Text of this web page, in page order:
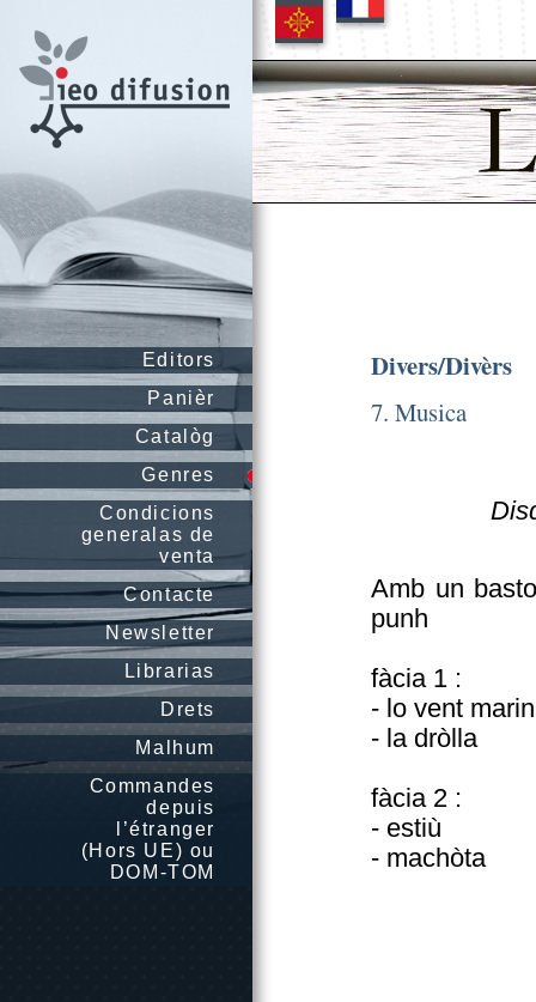
Editors
Panièr
Catalòg
Genres
Condicions
generalas de
venta
Contacte
Newsletter
Librarias
Drets
Malhum
Commandes
depuis
l’étranger
(Hors UE) ou
DOM-TOM
Divers/Divèrs
7. Musica
Amb un
punh
fàcia 1 :
- lo vent marin
- la dròlla
fàcia 2 :
- estiù
- machòta